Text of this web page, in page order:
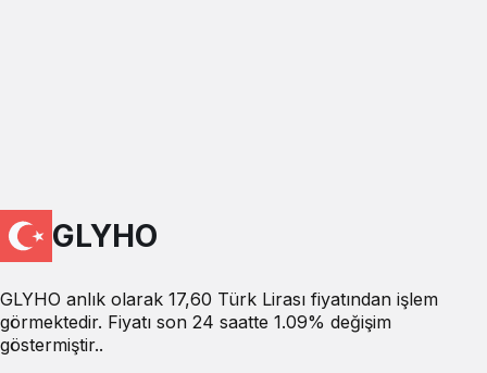
GLYHO
GLYHO anlık olarak 17,60 Türk Lirası fiyatından işlem
görmektedir. Fiyatı son 24 saatte 1.09% değişim
göstermiştir..